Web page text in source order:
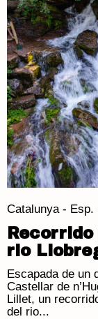
Catalunya - Esp.
rio
Escapada de un
Castellar de
Lillet, un
del rio...